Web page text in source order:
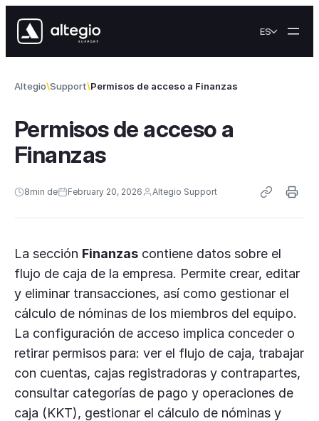
ES
Altegio Support Permisos de acceso a Finanzas
Permisos de acceso a
Finanzas
8min de February 20, 2026 Altegio Support
La sección Finanzas contiene datos sobre el
flujo de caja de la empresa. Permite crear, editar
y eliminar transacciones, así como gestionar el
cálculo de nóminas de los miembros del equipo.
La configuración de acceso implica conceder o
retirar permisos para: ver el flujo de caja, trabajar
con cuentas, cajas registradoras y contrapartes,
consultar categorías de pago y operaciones de
caja (KKT), gestionar el cálculo de nóminas y